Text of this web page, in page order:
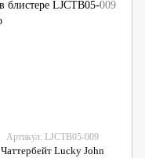
Артикул: LJCTB05-009
Чаттербейт Lucky John